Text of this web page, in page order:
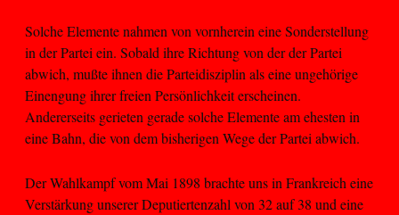
Solche Elemente nahmen von vornherein eine Sonderstellung
in der Partei ein. Sobald ihre Richtung von der der Partei
abwich, mußte ihnen die Parteidisziplin als eine ungehörige
Einengung ihrer freien Persönlichkeit erscheinen.
Andererseits gerieten gerade solche Elemente am ehesten in
eine Bahn, die von dem bisherigen Wege der Partei abwich.
Der Wahlkampf vom Mai 1898 brachte uns in Frankreich eine
Verstärkung unserer Deputiertenzahl von 32 auf 38 und eine